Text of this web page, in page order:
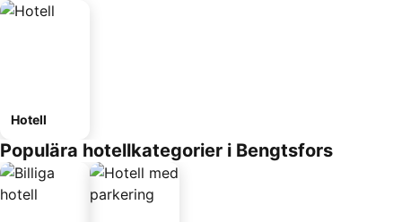
Hotell
Populära hotellkategorier i Bengtsfors